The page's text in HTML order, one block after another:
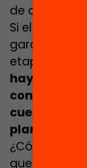
de origen
Si el objetivo
garantizar
etapa
hay que
con mirada
cuente con
plantee
¿Cómo
quedan